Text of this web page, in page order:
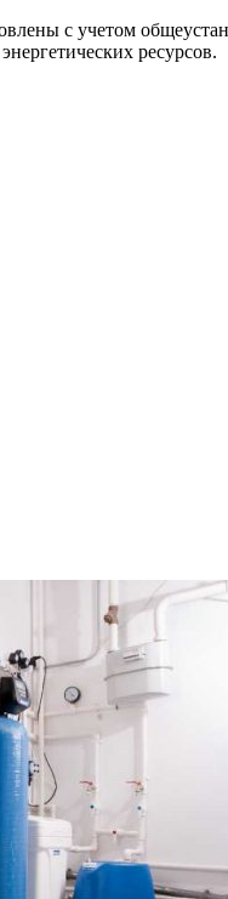
с учетом
ресурсов.